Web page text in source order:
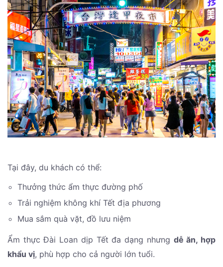
Tại đây, du khách có thể:
Thưởng thức ẩm thực đường phố
Trải nghiệm không khí Tết địa phương
Mua sắm quà vặt, đồ lưu niệm
Ẩm thực Đài Loan dịp Tết đa dạng nhưng dễ ăn, hợp
khẩu vị, phù hợp cho cả người lớn tuổi.